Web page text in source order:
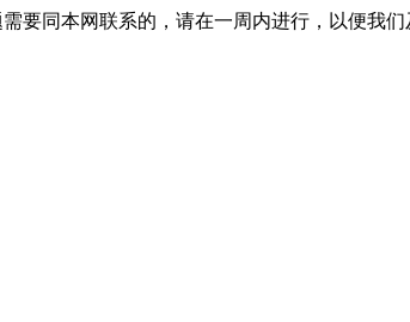
要同本网联系的，请在一周内进行，以便我们